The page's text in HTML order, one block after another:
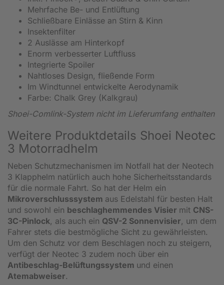
Mehrfache Be- und Entlüftung
Schließbare Einlässe an Stirn & Kinn
Insektenfilter
2 Auslässe am Hinterkopf
Enorm verbesserter Luftfluss
Integrierte Spoiler
Nahtloses Design, fließende Form
Im Windtunnel entwickelte Aerodynamik
Farbe: Chalk Grey (Kalkgrau)
Shoei-Comlink-System nicht im Lieferumfang enthalten
Weitere Produktdetails Shoei Neotec
3 Motorradhelm
Neben Schutzmechanismen im Notfall hat der Neotech
3 Klapphelm natürlich auch hohe Sicherheitsstandards
für die normale Fahrt. So hat der Helm ein
Mikroverschlusssystem aus Edelstahl für besten Halt
und sowohl ein beschlaghemmendes Visier mit CNS-
3C-Pinlock, als auch ein QSV-2 Sonnenvisier, um dem
Fahrer stets die bestmögliche Sicht zu gewährleisten.
Um den Schutz vor dem Beschlagen noch zu steigern,
verfügt der Neotec 3 zudem noch über ein
Antibeschlag-Belüftungssystem und einen
Atemabweiser.